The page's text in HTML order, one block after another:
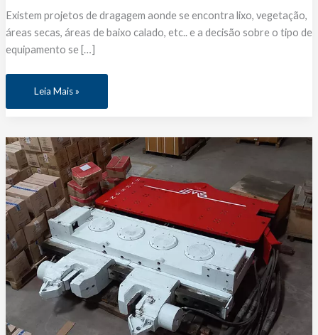
Existem projetos de dragagem aonde se encontra lixo, vegetação,
áreas secas, áreas de baixo calado, etc.. e a decisão sobre o tipo de
equipamento se […]
Draga
Watermaster
Leia Mais »